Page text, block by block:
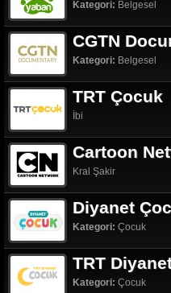
Kategori: Belgesel
CGTN
Kategori: Belgesel
TRT Çocuk
İbi
Cartoon
Kral Şakir
Diyanet
Kategori: Çocuk
TRT
Kategori: Çocuk